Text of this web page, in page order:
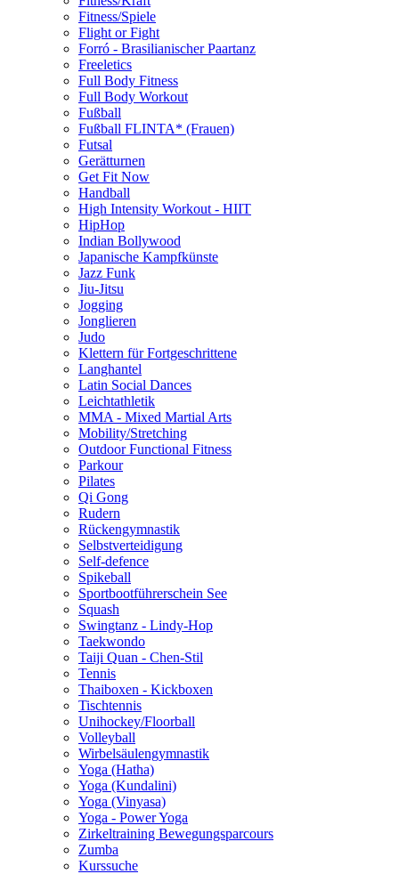
Fitness/Spiele
Flight or Fight
Forró - Brasilianischer Paartanz
Freeletics
Full Body Fitness
Full Body Workout
Fußball
Fußball FLINTA* (Frauen)
Futsal
Gerätturnen
Get Fit Now
Handball
High Intensity Workout - HIIT
HipHop
Indian Bollywood
Japanische Kampfkünste
Jazz Funk
Jiu-Jitsu
Jogging
Jonglieren
Judo
Klettern für Fortgeschrittene
Langhantel
Latin Social Dances
Leichtathletik
MMA - Mixed Martial Arts
Mobility/Stretching
Outdoor Functional Fitness
Parkour
Pilates
Qi Gong
Rudern
Rückengymnastik
Selbstverteidigung
Self-defence
Spikeball
Sportbootführerschein See
Squash
Swingtanz - Lindy-Hop
Taekwondo
Taiji Quan - Chen-Stil
Tennis
Thaiboxen - Kickboxen
Tischtennis
Unihockey/Floorball
Volleyball
Wirbelsäulengymnastik
Yoga (Hatha)
Yoga (Kundalini)
Yoga (Vinyasa)
Yoga - Power Yoga
Zirkeltraining Bewegungsparcours
Zumba
Kurssuche